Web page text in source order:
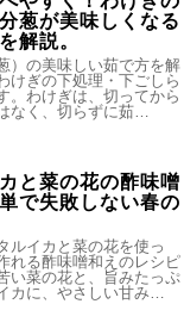
葱が美味しくなる
解説。
）の美味しい茹で方を解
けぎの下処理・下ごしら
。わけぎは、切ってから
なく、切らずに茹…
と菜の花の酢味噌
で失敗しない春の
ルイカと菜の花を使っ
れる酢味噌和えのレシピ
い菜の花と、旨みたっぷ
カに、やさしい甘み…